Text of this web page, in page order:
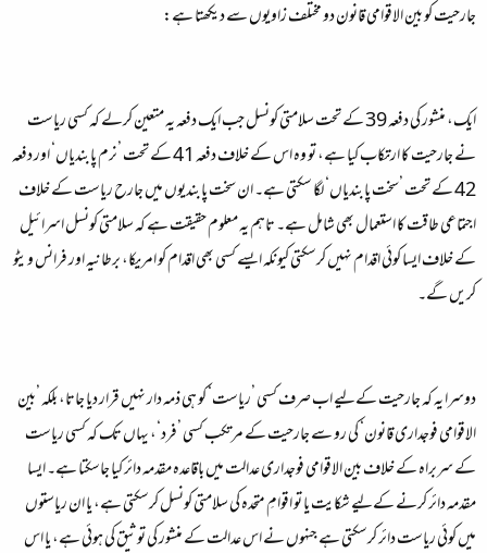
جارحیت کو بین الاقوامی قانون دو مختلف زاویوں سے دیکھتا ہے:
ایک، منشور کی دفعہ 39 کے تحت سلامتی کونسل جب ایک دفعہ یہ متعین کرلے کہ کسی ریاست
نے جارحیت کا ارتکاب کیا ہے، تو وہ اس کے خلاف دفعہ 41 کے تحت ’نرم پابندیاں‘ اور دفعہ
42 کے تحت ’سخت پابندیاں‘ لگا سکتی ہے۔ ان سخت پابندیوں میں جارح ریاست کے خلاف
اجتماعی طاقت کا استعمال بھی شامل ہے۔ تاہم یہ معلوم حقیقت ہے کہ سلامتی کونسل اسرائیل
کے خلاف ایسا کوئی اقدام نہیں کرسکتی کیونکہ ایسے کسی بھی اقدام کو امریکا، برطانیہ اور فرانس ویٹو
کریں گے۔
دوسرا یہ کہ جارحیت کےلیے اب صرف کسی ’ریاست‘ کو ہی ذمہ دار نہیں قرار دیا جاتا، بلکہ ’بین
الاقوامی فوجداری قانون‘ کی رو سے جارحیت کے مرتکب کسی ’فرد‘، یہاں تک کہ کسی ریاست
کے سربراہ کے خلاف بین الاقوامی فوجداری عدالت میں باقاعدہ مقدمہ دائر کیا جاسکتا ہے۔ ایسا
مقدمہ دائر کرنے کےلیے شکایت یا تو اقوامِ متحدہ کی سلامتی کونسل کرسکتی ہے، یا ان ریاستوں
میں کوئی ریاست دائر کرسکتی ہے جنہوں نے اس عدالت کے منشور کی توثیق کی ہوئی ہے، یا اس